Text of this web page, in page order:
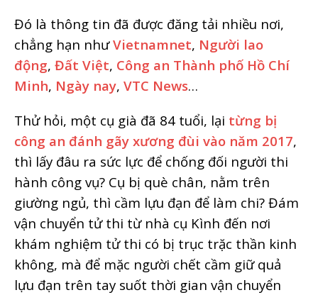
Đó là thông tin đã được đăng tải nhiều nơi,
chẳng hạn nhưVietnamnet, Người lao
động, Đất Việt, Công an Thành phố Hồ Chí
Minh, Ngày nay, VTC News…
Thử hỏi, một cụ già đã 84 tuổi, lại từng bị
công an đánh gãy xương đùi vào năm 2017,
thì lấy đâu ra sức lực để chống đối người thi
hành công vụ? Cụ bị què chân, nằm trên
giường ngủ, thì cầm lựu đạn để làm chi? Đám
vận chuyển tử thi từ nhà cụ Kình đến nơi
khám nghiệm tử thi có bị trục trặc thần kinh
không, mà để mặc người chết cầm giữ quả
lựu đạn trên tay suốt thời gian vận chuyển